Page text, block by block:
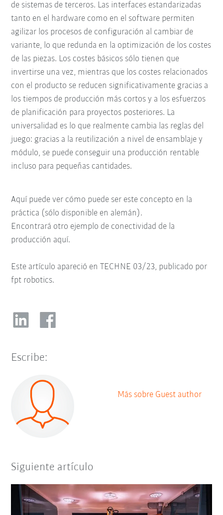
de sistemas de terceros. Las interfaces estandarizadas
tanto en el hardware como en el software permiten
agilizar los procesos de configuración al cambiar de
variante, lo que redunda en la optimización de los costes
de las piezas. Los costes básicos sólo tienen que
invertirse una vez, mientras que los costes relacionados
con el producto se reducen significativamente gracias a
los tiempos de producción más cortos y a los esfuerzos
de planificación para proyectos posteriores. La
universalidad es lo que realmente cambia las reglas del
juego: gracias a la reutilización a nivel de ensamblaje y
módulo, se puede conseguir una producción rentable
incluso para pequeñas cantidades.
Aquí puede ver cómo puede ser este concepto en la
práctica (sólo disponible en alemán).
Encontrará otro ejemplo de conectividad de la
producción aquí.
Este artículo apareció en TECHNE 03/23, publicado por
fpt robotics.
Escribe:
Más sobre Guest author
Siguiente artículo